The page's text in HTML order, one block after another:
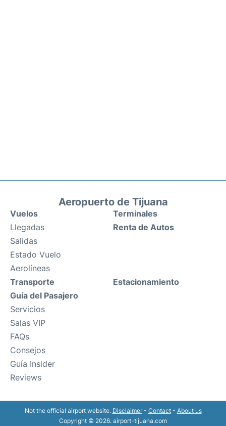
Aeropuerto de Tijuana
Vuelos
Llegadas
Salidas
Estado Vuelo
Aerolíneas
Terminales
Renta de Autos
Transporte
Guía del Pasajero
Servicios
Salas VIP
FAQs
Consejos
Guía Insider
Reviews
Estacionamiento
Not the official airport website. Disclaimer- Contact- About us
Copyright © 2026. airport-tijuana.com